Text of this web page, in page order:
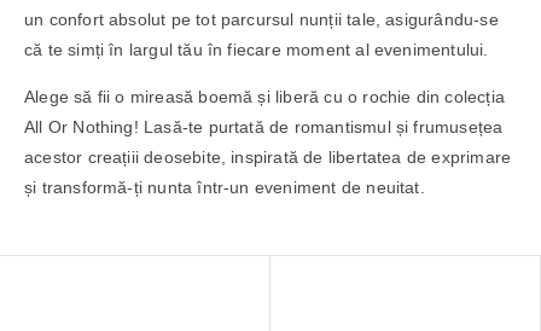
un confort absolut pe tot parcursul nunții tale, asigurându-se
că te simți în largul tău în fiecare moment al evenimentului.
Alege să fii o mireasă boemă și liberă cu o rochie din colecția
All Or Nothing! Lasă-te purtată de romantismul și frumusețea
acestor creațiii deosebite, inspirată de libertatea de exprimare
și transformă-ți nunta într-un eveniment de neuitat.